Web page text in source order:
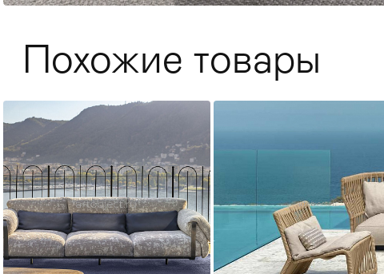
Кровати
Столы >
Стулья >
Комоды и тумбы
Похожие товары